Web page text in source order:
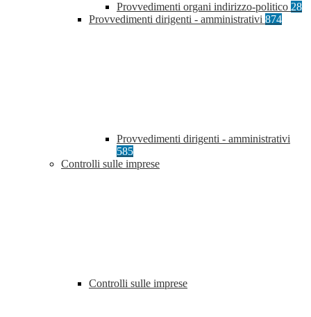
Provvedimenti organi indirizzo-politico 28
Provvedimenti dirigenti - amministrativi 874
Provvedimenti dirigenti - amministrativi
585
Controlli sulle imprese
Controlli sulle imprese